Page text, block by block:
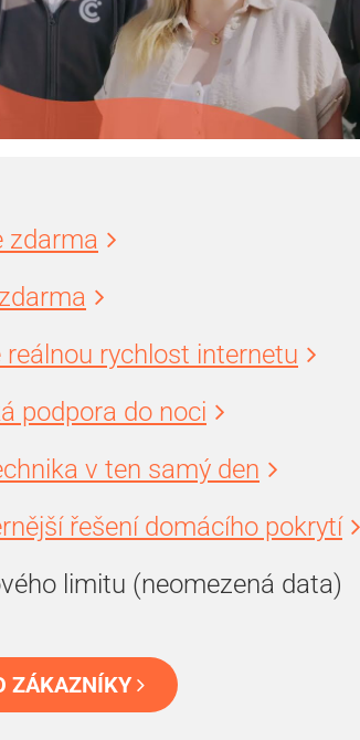
zdarma
reálnou rychlost internetu
podpora do noci
v ten samý den
řešení domácího pokrytí
limitu (neomezená data)
ZÁKAZNÍKY